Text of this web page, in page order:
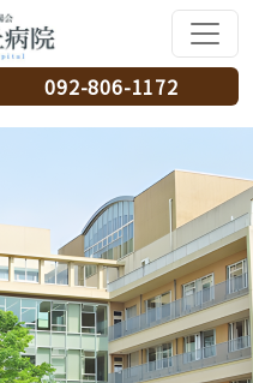
092-806-1172